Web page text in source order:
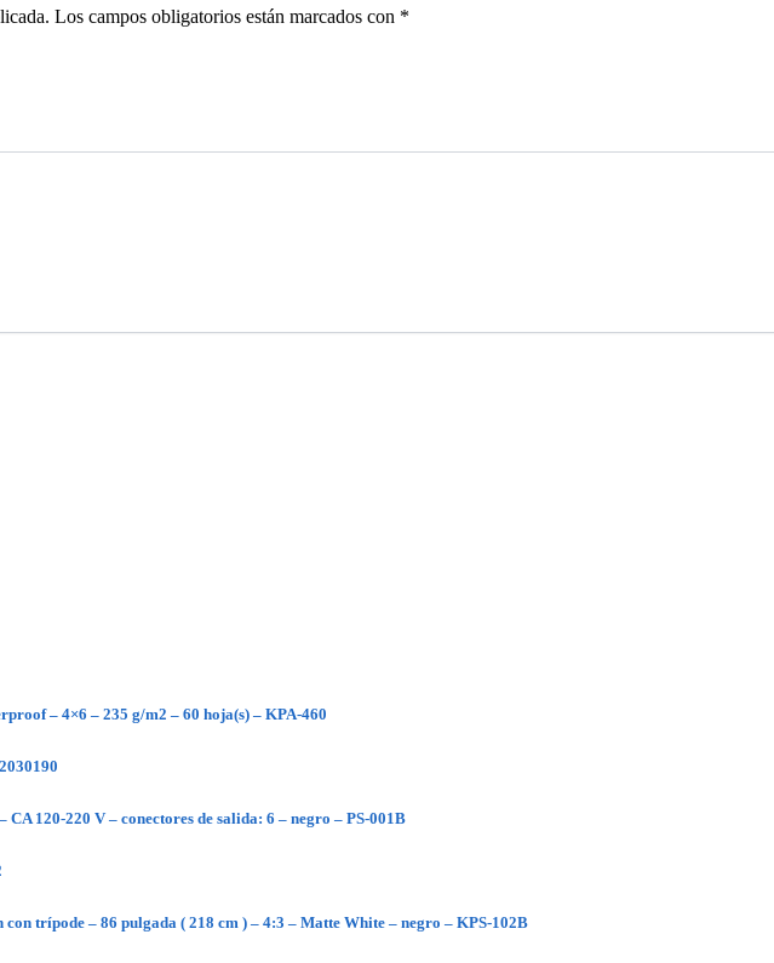
Los campos obligatorios están marcados con *
– 4×6 – 235 g/m2 – 60 hoja(s) – KPA-460
CA 120-220 V – conectores de salida: 6 – negro – PS-001B
trípode – 86 pulgada ( 218 cm ) – 4:3 – Matte White – negro – KPS-102B